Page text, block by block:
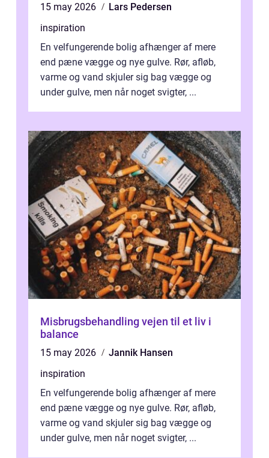
15 may 2026
Lars Pedersen
inspiration
En velfungerende bolig afhænger af mere
end pæne vægge og nye gulve. Rør, afløb,
varme og vand skjuler sig bag vægge og
under gulve, men når noget svigter, ...
Misbrugsbehandling vejen til et liv i
balance
15 may 2026
Jannik Hansen
inspiration
En velfungerende bolig afhænger af mere
end pæne vægge og nye gulve. Rør, afløb,
varme og vand skjuler sig bag vægge og
under gulve, men når noget svigter, ...